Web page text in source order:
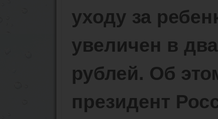
уходу за
увеличен в
рублей. Об
президент